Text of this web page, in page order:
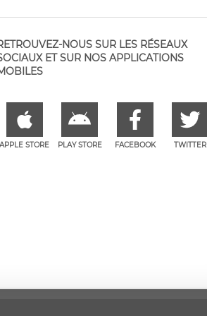
NOUS SUR LES RÉSEAUX
ET SUR NOS APPLICATIONS
APPLE STORE PLAY STORE FACEBOOK TWITTER